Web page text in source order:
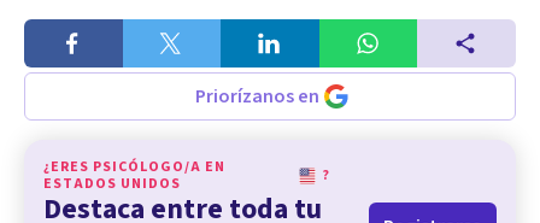
Priorízanos en
¿ERES PSICÓLOGO/A EN
ESTADOS UNIDOS
?
Destaca entre toda tu